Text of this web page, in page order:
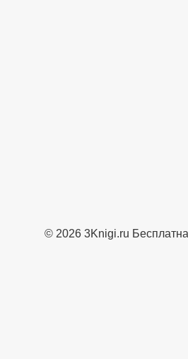
© 2026 3Knigi.ru